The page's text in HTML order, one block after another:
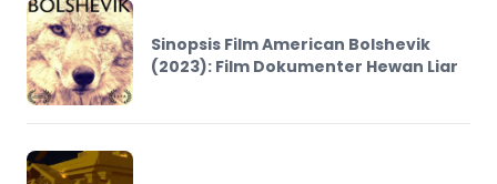
Sinopsis Film American Bolshevik
(2023): Film Dokumenter Hewan Liar